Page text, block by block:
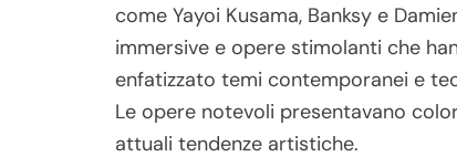
come Yayoi Kusama, Banksy e
immersive e opere stimolanti che
enfatizzato temi contemporanei e
Le opere notevoli presentavano
attuali tendenze artistiche.